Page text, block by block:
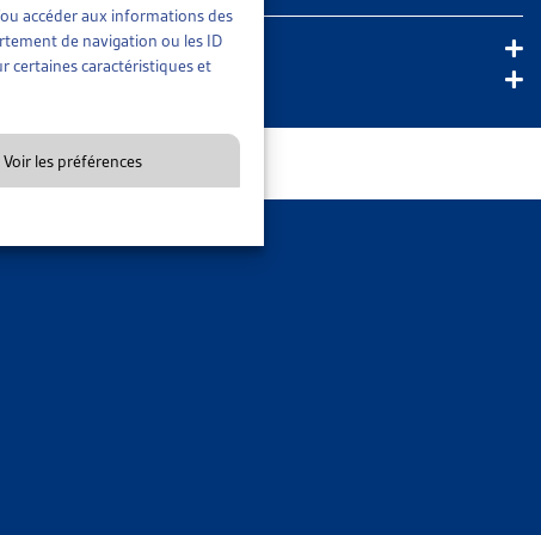
accéder aux informations des
de navigation ou les ID
certaines caractéristiques et
Voir les préférences
ou pour demander une expertise judiciaire.En savoir plus